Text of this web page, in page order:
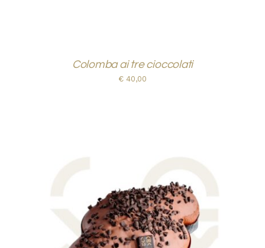
Colomba ai tre cioccolati
€ 40,00
AGGIUNGI AL CARRELLO
/
DETTAGLI